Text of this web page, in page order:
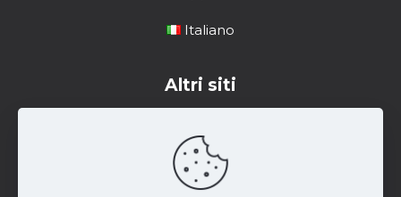
Italiano
Altri siti
Centro di formazione
Risorse di marketing